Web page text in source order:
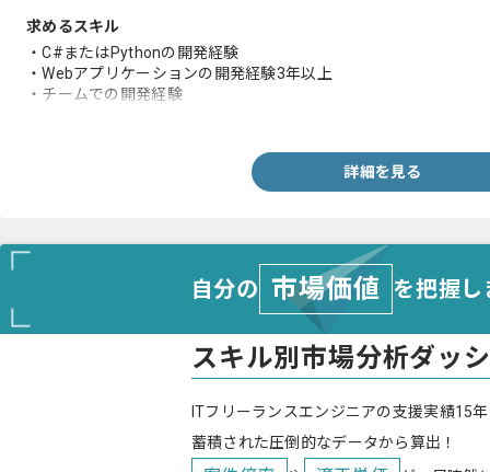
求めるスキル
・C#またはPythonの開発経験
・Webアプリケーションの開発経験3年以上
・チームでの開発経験
詳細を見る
自分の 市場価値 を把握
スキル別市場分析ダッ
ITフリーランスエンジニアの支援実績15
蓄積された圧倒的なデータから算出！